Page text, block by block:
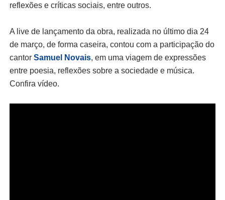
reflexões e críticas sociais, entre outros.
A live de lançamento da obra, realizada no último dia 24
de março, de forma caseira, contou com a participação do
cantor Samuel Novais, em uma viagem de expressões
entre poesia, reflexões sobre a sociedade e música.
Confira vídeo.